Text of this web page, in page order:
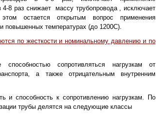
4-8 раз снижает массу трубопровода , исключает
остается открытым вопрос применения
повышенных температурах (до 1200С).
по жесткости и номинальному давлению и по
сопротивляться нагрузкам от
а также отрицательным внутренним
и способность к сопротивлению нагрузкам. По
трубы делятся на следующие классы